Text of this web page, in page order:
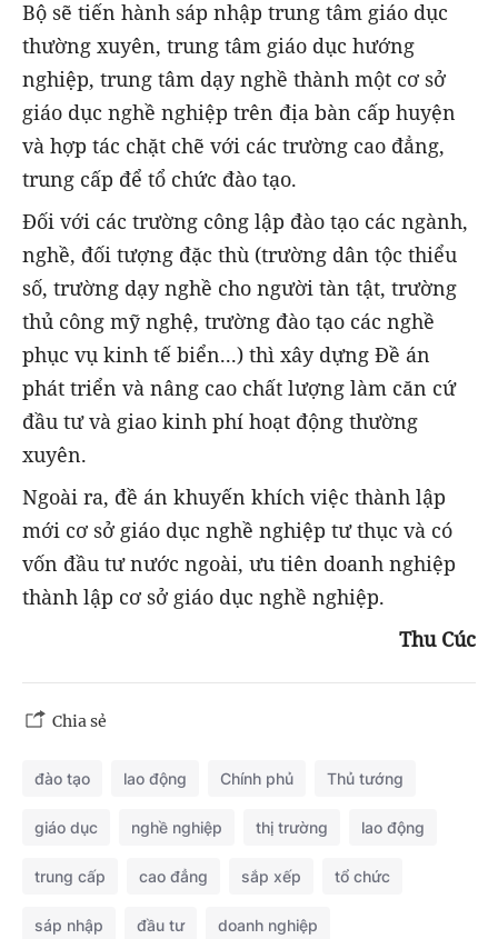
Bộ sẽ tiến hành sáp nhập trung tâm giáo dục
thường xuyên, trung tâm giáo dục hướng
nghiệp, trung tâm dạy nghề thành một cơ sở
giáo dục nghề nghiệp trên địa bàn cấp huyện
và hợp tác chặt chẽ với các trường cao đẳng,
trung cấp để tổ chức đào tạo.
Đối với các trường công lập đào tạo các ngành,
nghề, đối tượng đặc thù (trường dân tộc thiểu
số, trường dạy nghề cho người tàn tật, trường
thủ công mỹ nghệ, trường đào tạo các nghề
phục vụ kinh tế biển...) thì xây dựng Đề án
phát triển và nâng cao chất lượng làm căn cứ
đầu tư và giao kinh phí hoạt động thường
xuyên.
Ngoài ra, đề án khuyến khích việc thành lập
mới cơ sở giáo dục nghề nghiệp tư thục và có
vốn đầu tư nước ngoài, ưu tiên doanh nghiệp
thành lập cơ sở giáo dục nghề nghiệp.
Thu Cúc
Chia sẻ
đào tạo lao động Chính phủ Thủ tướng
giáo dục nghề nghiệp thị trường lao động
trung cấp cao đẳng sắp xếp tổ chức
sáp nhập đầu tư doanh nghiệp